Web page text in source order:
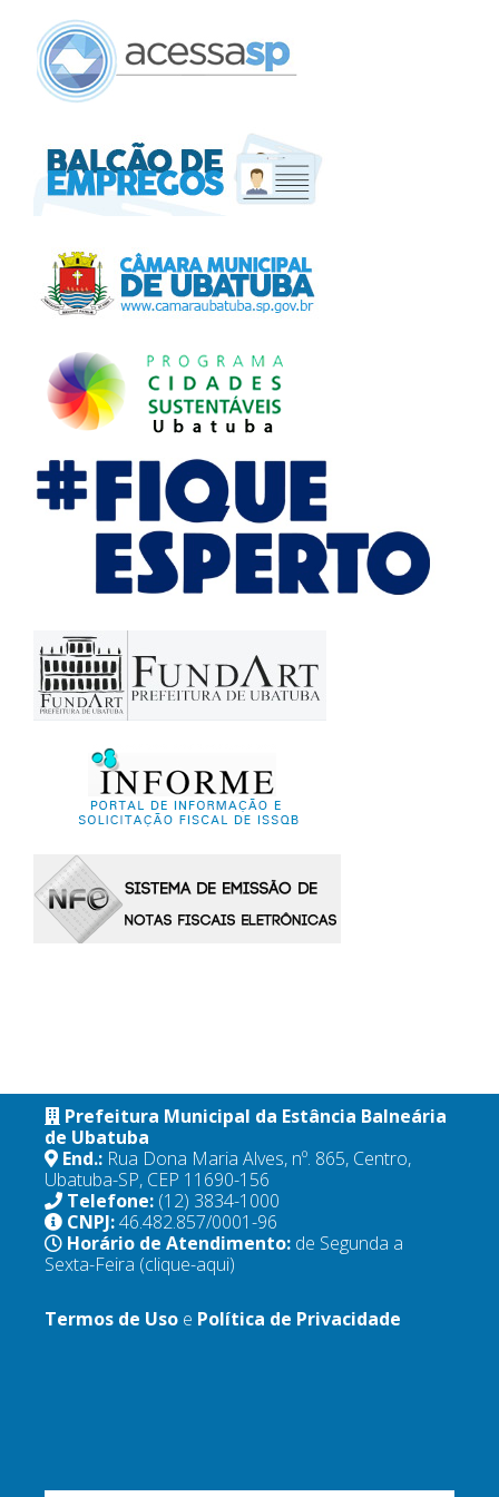
Prefeitura Municipal da Estância Balneária
de Ubatuba
End.: Rua Dona Maria Alves, nº. 865, Centro,
Ubatuba-SP, CEP 11690-156
Telefone: (12) 3834-1000
CNPJ:46.482.857/0001-96
Horário de Atendimento: de Segunda a
Sexta-Feira (clique-aqui)
Termos de Uso e Política de Privacidade